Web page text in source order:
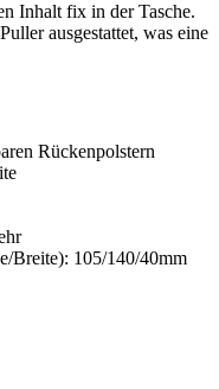
Inhalt fix in der Tasche.
ausgestattet, was eine
Rückenpolstern
Breite): 105/140/40mm